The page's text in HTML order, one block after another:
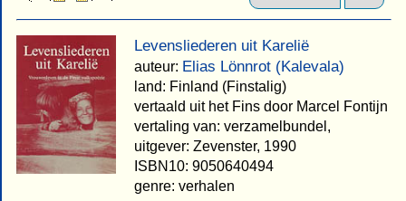
Levensliederen uit Karelië
auteur: Elias Lönnrot (Kalevala)
land: Finland (Finstalig)
vertaald uit het Fins door Marcel Fontijn
vertaling van: verzamelbundel,
uitgever: Zevenster, 1990
ISBN10: 9050640494
genre: verhalen